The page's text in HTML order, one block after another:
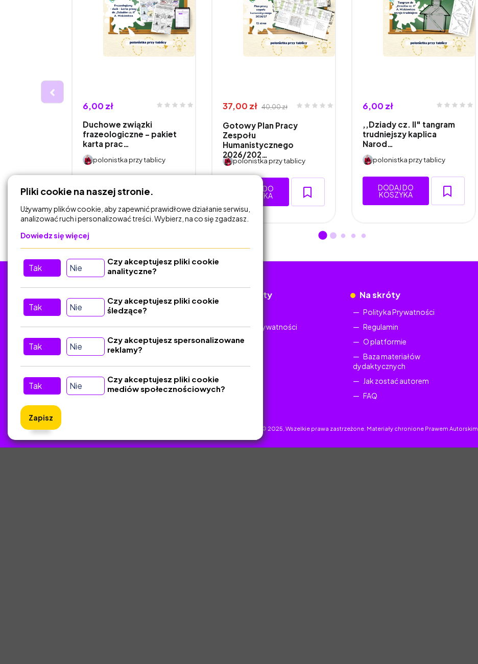
6,00 zł
Duchowe związki
frazeologiczne – pakiet
karta prac…
polonistka przy tablicy
DODAJ DO
KOSZYKA
37,00 zł 40,00 zł
Gotowy Plan Pracy
Zespołu
Humanistycznego
2026/202…
polonistka przy tablicy
DODAJ DO
KOSZYKA
6,00 zł
,,Dziady cz. II" tangram
trudniejszy kaplica
Narod…
polonistka przy tablicy
DODAJ DO
KOSZYKA
Kontakt
Dokumenty
Polityka Prywatności
Na skróty
Polityka Prywatności
Regulamin
O platformie
Baza materiałów
dydaktycznych
Jak zostać autorem
FAQ
ZlotyNauczyciel.pl © 2025, Wszelkie prawa zastrzeżone. Materiały chronione Prawem Autorskim.
Pliki cookie na naszej stronie.
Używamy plików cookie, aby zapewnić prawidłowe działanie serwisu,
analizować ruch i personalizować treści. Wybierz, na co się zgadzasz.
Dowiedz się więcej
Tak Nie
Czy akceptujesz pliki cookie
analityczne?
Tak Nie
Czy akceptujesz pliki cookie
śledzące?
Tak Nie
Czy akceptujesz spersonalizowane
reklamy?
Tak Nie
Czy akceptujesz pliki cookie
mediów społecznościowych?
Zapisz